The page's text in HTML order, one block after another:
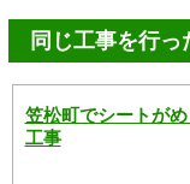
同じ工事を行っ
笠松町でシートが
工事